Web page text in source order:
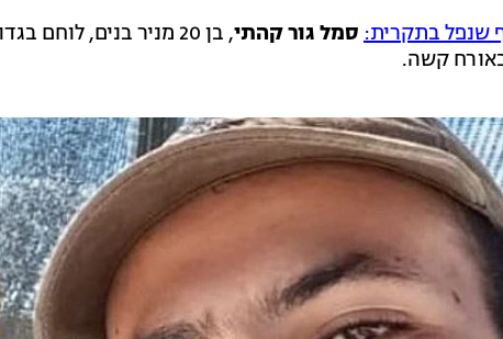
שנפל בתקרית: סמל גור קהתי
, בן 20 מניר בנים, לוחם